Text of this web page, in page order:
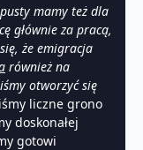
mamy też dla
głównie za pracą,
że emigracja
również na
otworzyć się
liczne grono
doskonałej
gotowi